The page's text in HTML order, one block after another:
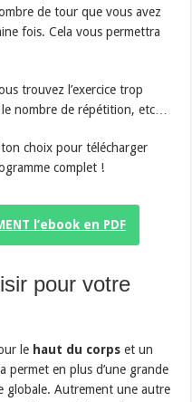
de tour que vous avez
fois. Cela vous permettra
trouvez l’exercice trop
nombre de répétition, etc…
choix pour télécharger
complet !
l’ebook en PDF
pour votre
le haut du corps et un
permet en plus d’une grande
globale. Autrement une autre